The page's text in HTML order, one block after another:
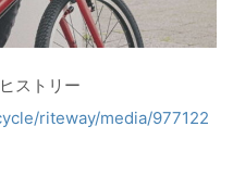
ストリー
riteway/media/977122